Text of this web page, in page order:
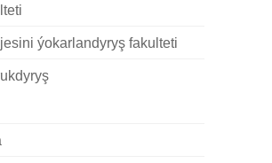
ýokarlandyryş fakulteti